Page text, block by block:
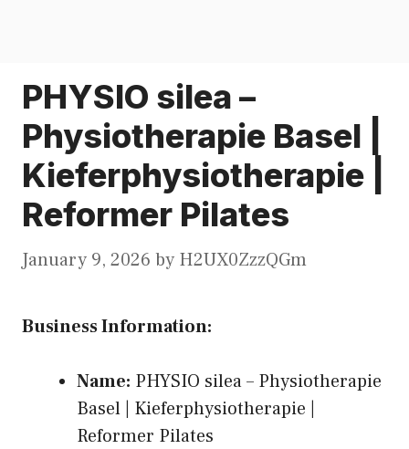
PHYSIO silea –
Physiotherapie Basel |
Kieferphysiotherapie |
Reformer Pilates
January 9, 2026 by H2UX0ZzzQGm
Business Information:
Name: PHYSIO silea – Physiotherapie
Basel | Kieferphysiotherapie |
Reformer Pilates